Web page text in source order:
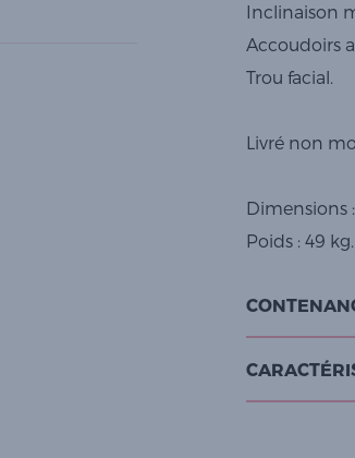
Inclinaison
Accoudoirs
Trou facial.
Livré non
Dimensions
Poids : 49 kg.